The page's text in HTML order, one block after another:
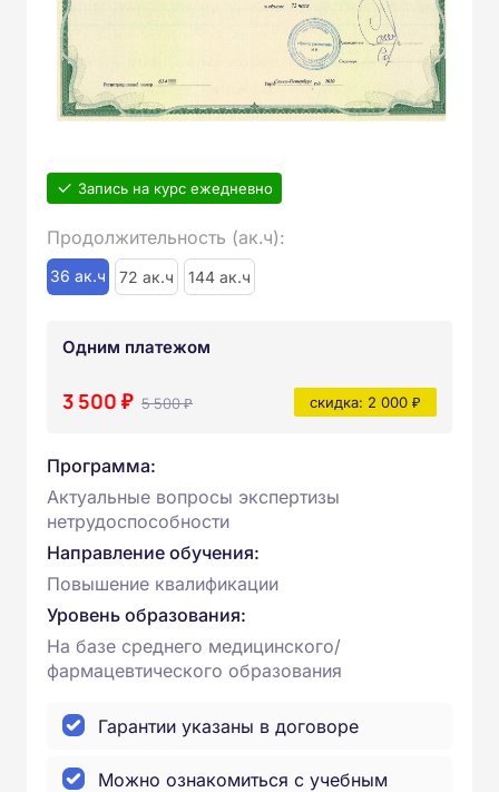
Запись на курс ежедневно
Продолжительность (ак.ч):
36 ак.ч 72 ак.ч 144 ак.ч
Одним платежом
3 500 ₽ 5 500 ₽ скидка: 2 000 ₽
Программа:
Актуальные вопросы экспертизы
нетрудоспособности
Направление обучения:
Повышение квалификации
Уровень образования:
На базе среднего медицинского/
фармацевтического образования
Гарантии указаны в договоре
Можно ознакомиться с учебным